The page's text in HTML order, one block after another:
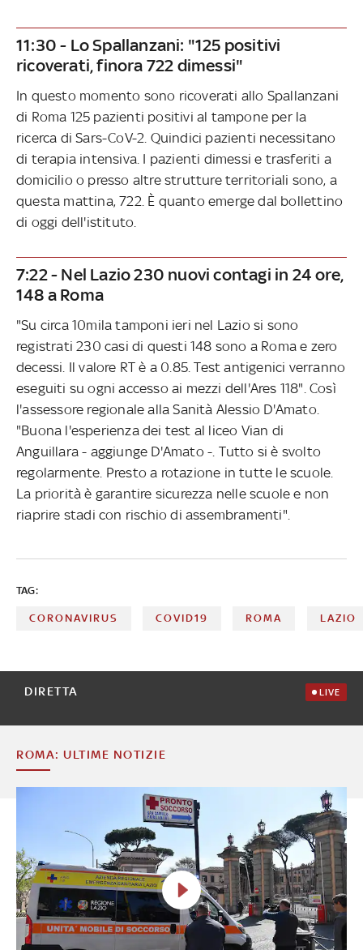
11:30 - Lo Spallanzani: "125 positivi
ricoverati, finora 722 dimessi"
In questo momento sono ricoverati allo Spallanzani
di Roma 125 pazienti positivi al tampone per la
ricerca di Sars-CoV-2. Quindici pazienti necessitano
di terapia intensiva. I pazienti dimessi e trasferiti a
domicilio o presso altre strutture territoriali sono, a
questa mattina, 722. È quanto emerge dal bollettino
di oggi dell'istituto.
7:22 - Nel Lazio 230 nuovi contagi in 24 ore,
148 a Roma
"Su circa 10mila tamponi ieri nel Lazio si sono
registrati 230 casi di questi 148 sono a Roma e zero
decessi. Il valore RT è a 0.85. Test antigenici verranno
eseguiti su ogni accesso ai mezzi dell'Ares 118". Così
l'assessore regionale alla Sanità Alessio D'Amato.
"Buona l'esperienza dei test al liceo Vian di
Anguillara - aggiunge D'Amato -. Tutto si è svolto
regolarmente. Presto a rotazione in tutte le scuole.
La priorità è garantire sicurezza nelle scuole e non
riaprire stadi con rischio di assembramenti".
TAG:
CORONAVIRUS COVID19 ROMA LAZIO
DIRETTA LIVE
ROMA: ULTIME NOTIZIE